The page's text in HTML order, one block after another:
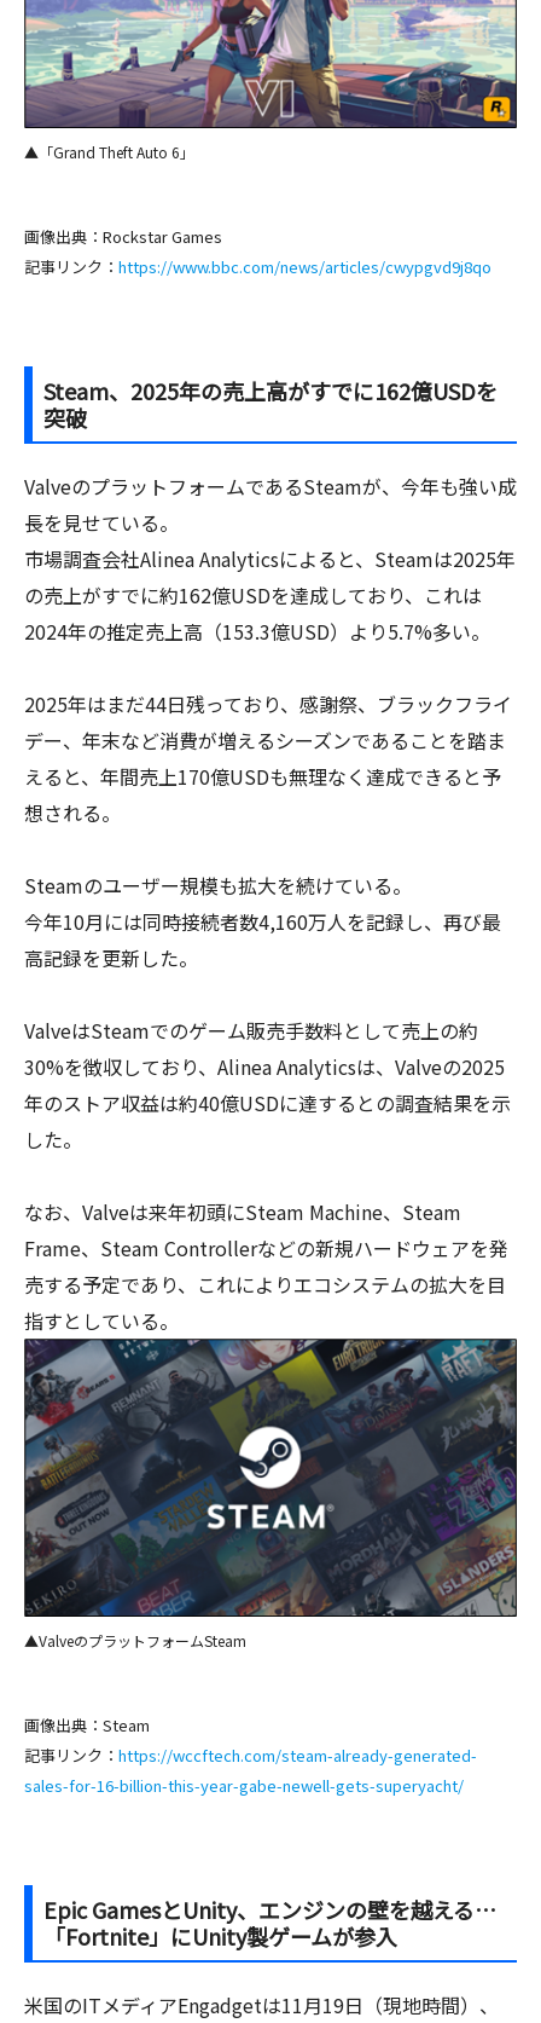
▲「Grand Theft Auto 6」
画像出典：Rockstar Games
記事リンク： https://www.bbc.com/news/articles/cwypgvd9j8qo
Steam、2025年の売上高がすでに162億USDを
突破
ValveのプラットフォームであるSteamが、今年も強い成
長を見せている。
市場調査会社Alinea Analyticsによると、Steamは2025年
の売上がすでに約162億USDを達成しており、これは
2024年の推定売上高（153.3億USD）より5.7%多い。
2025年はまだ44日残っており、感謝祭、ブラックフライ
デー、年末など消費が増えるシーズンであることを踏ま
えると、年間売上170億USDも無理なく達成できると予
想される。
Steamのユーザー規模も拡大を続けている。
今年10月には同時接続者数4,160万人を記録し、再び最
高記録を更新した。
ValveはSteamでのゲーム販売手数料として売上の約
30%を徴収しており、Alinea Analyticsは、Valveの2025
年のストア収益は約40億USDに達するとの調査結果を示
した。
なお、Valveは来年初頭にSteam Machine、Steam
Frame、Steam Controllerなどの新規ハードウェアを発
売する予定であり、これによりエコシステムの拡大を目
指すとしている。
▲ValveのプラットフォームSteam
画像出典：Steam
記事リンク： https://wccftech.com/steam-already-generated-
sales-for-16-billion-this-year-gabe-newell-gets-superyacht/
Epic GamesとUnity、エンジンの壁を越える…
「Fortnite」にUnity製ゲームが参入
米国のITメディアEngadgetは11月19日（現地時間）、